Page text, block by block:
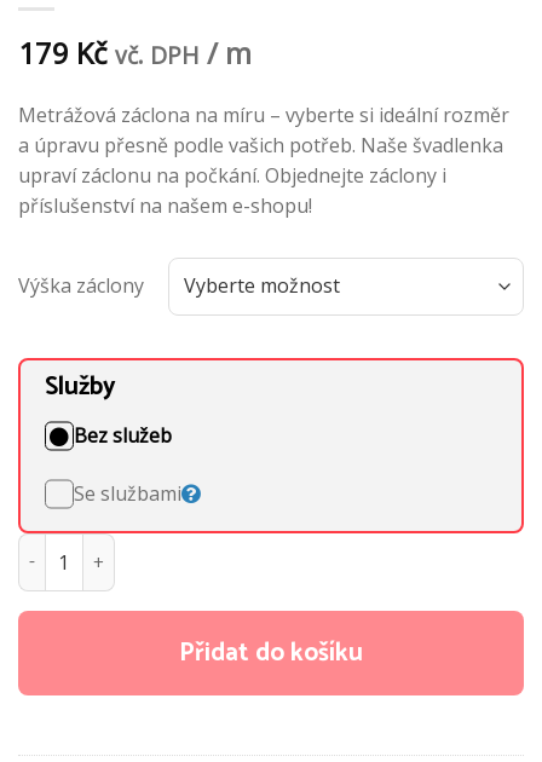
179 Kč vč. DPH / m
Metrážová záclona na míru – vyberte si ideální rozměr
a úpravu přesně podle vašich potřeb. Naše švadlenka
upraví záclonu na počkání. Objednejte záclony i
příslušenství na našem e-shopu!
Výška záclony
Služby
Bez služeb
Se službami
Metrážová záclona Lucia 10 množství
Přidat do košíku